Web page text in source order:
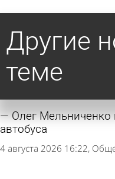
Другие
теме
Олег Мельниченко
автобуса
4 августа 2026 16:22